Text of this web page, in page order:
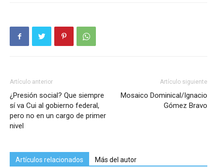
Artículo anterior
¿Presión social? Que siempre
sí va Cui al gobierno federal,
pero no en un cargo de primer
nivel
Artículo siguiente
Mosaico Dominical/Ignacio
Gómez Bravo
Artículos relacionados Más del autor